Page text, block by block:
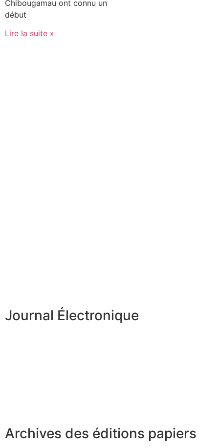
Chibougamau ont connu un
début
Lire la suite »
Journal Électronique
Archives des éditions papiers